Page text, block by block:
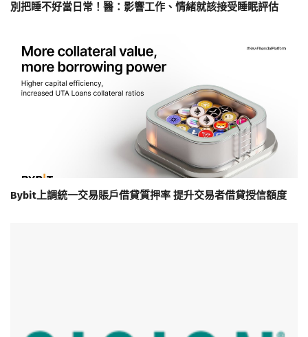
別把睡不好當日常！醫：影響工作、情緒就該接受睡眠評估
Bybit上調統一交易賬戶借貸質押率 提升交易者借貸授信額度